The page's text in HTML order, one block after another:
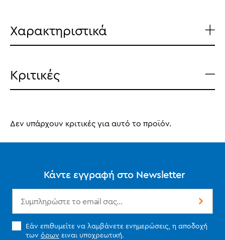
Χαρακτηριστικά
Κριτικές
Δεν υπάρχουν κριτικές για αυτό το προϊόν.
Κάντε εγγραφή στο Newsletter
Εάν επιθυμείτε να λαμβάνετε ενημερώσεις, η αποδοχή
των όρων ειναι υποχρεωτική.